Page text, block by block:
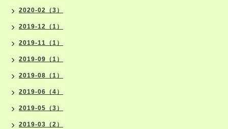
2020-02（3）
2019-12（1）
2019-11（1）
2019-09（1）
2019-08（1）
2019-06（4）
2019-05（3）
2019-03（2）